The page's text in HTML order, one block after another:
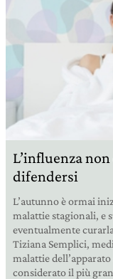
L’influenza
difendersi
L’autunno è ormai
malattie stagionali, e
eventualmente
Tiziana Semplici,
malattie
considerato il più